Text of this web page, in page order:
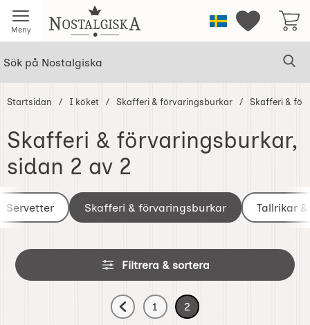
Meny Startsidan för NostalgiskaSverigeMina
Startsidan I köket Skafferi & förvaringsburkar Skafferi &
Skafferi & förvaringsburkar,
sidan 2 av 2
Hoppa
till
produkter
Underkategorier
Servetter Skafferi & förvaringsburkar Tallrikar
Hoppa
över
filtersektionen
Filtrera & sortera
Filtrera & sortera
Gå till föregående sida, sidan 1 av 2
Gå till sidan
1
av 2
Nuvarande sida, sidan
2
av 2